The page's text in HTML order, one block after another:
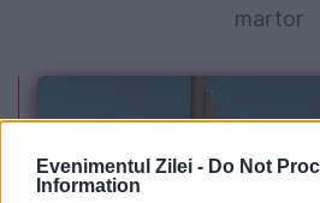
Evenimentul Zilei - Do Not
Information
martor